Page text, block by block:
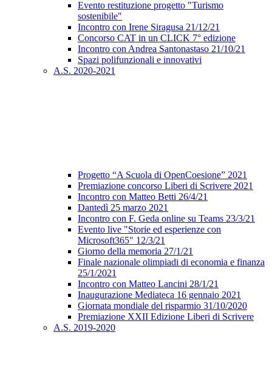
Evento restituzione progetto "Turismo
sostenibile"
Incontro con Irene Siragusa 21/12/21
Concorso CAT in un CLICK 7° edizione
Incontro con Andrea Santonastaso 21/10/21
Spazi polifunzionali e innovativi
A.S. 2020-2021
Progetto “A Scuola di OpenCoesione” 2021
Premiazione concorso Liberi di Scrivere 2021
Incontro con Matteo Betti 26/4/21
Dantedì 25 marzo 2021
Incontro con F. Geda online su Teams 23/3/21
Evento live "Storie ed esperienze con
Microsoft365" 12/3/21
Giorno della memoria 27/1/21
Finale nazionale olimpiadi di economia e finanza
25/1/2021
Incontro con Matteo Lancini 28/1/21
Inaugurazione Mediateca 16 gennaio 2021
Giornata mondiale del risparmio 31/10/2020
Premiazione XXII Edizione Liberi di Scrivere
A.S. 2019-2020